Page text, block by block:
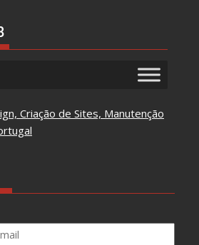
Criação de Sites, Manutenção